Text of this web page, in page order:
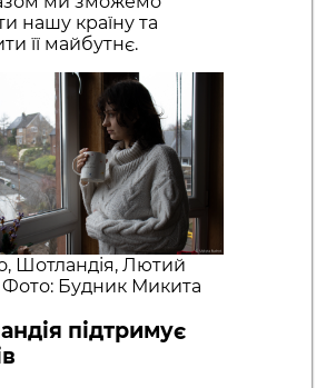
нашу країну та
її майбутнє.
Шотландія, Лютий
Фото: Будник Микита
підтримує